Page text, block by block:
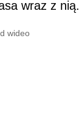
wraz z nią.
wideo